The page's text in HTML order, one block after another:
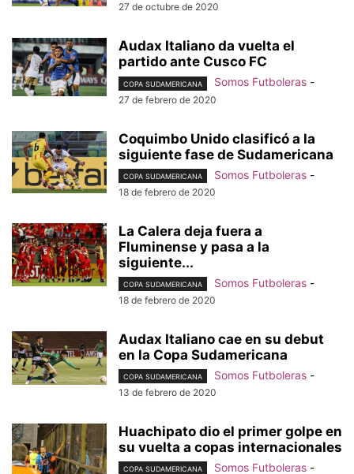
27 de octubre de 2020
Audax Italiano da vuelta el
partido ante Cusco FC
COPA SUDAMERICANA Somos Futboleras -
27 de febrero de 2020
Coquimbo Unido clasificó a la
siguiente fase de Sudamericana
COPA SUDAMERICANA Somos Futboleras -
18 de febrero de 2020
La Calera deja fuera a
Fluminense y pasa a la
siguiente...
COPA SUDAMERICANA Somos Futboleras -
18 de febrero de 2020
Audax Italiano cae en su debut
en la Copa Sudamericana
COPA SUDAMERICANA Somos Futboleras -
13 de febrero de 2020
Huachipato dio el primer golpe en
su vuelta a copas internacionales
COPA SUDAMERICANA Somos Futboleras -